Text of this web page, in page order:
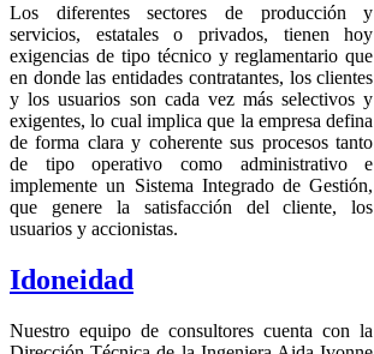
Los diferentes sectores de producción y
servicios, estatales o privados, tienen hoy
exigencias de tipo técnico y reglamentario que
en donde las entidades contratantes, los clientes
y los usuarios son cada vez más selectivos y
exigentes, lo cual implica que la empresa defina
de forma clara y coherente sus procesos tanto
de tipo operativo como administrativo e
implemente un Sistema Integrado de Gestión,
que genere la satisfacción del cliente, los
usuarios y accionistas.
Idoneidad
Nuestro equipo de consultores cuenta con la